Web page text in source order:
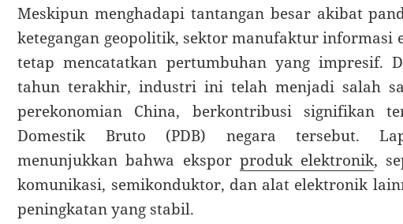
Meskipun menghadapi tantangan besar akibat
ketegangan geopolitik, sektor manufaktur informasi
tetap mencatatkan pertumbuhan yang impresif.
tahun terakhir, industri ini telah menjadi salah
perekonomian China, berkontribusi signifikan
Domestik Bruto (PDB) negara tersebut.
menunjukkan bahwa ekspor produk elektronik,
komunikasi, semikonduktor, dan alat elektronik
peningkatan yang stabil.